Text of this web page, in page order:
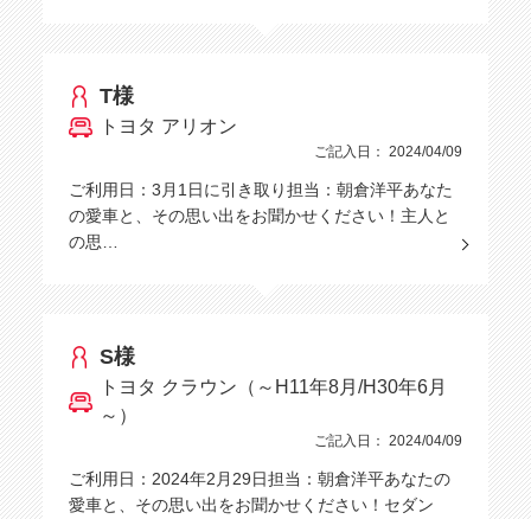
T様
トヨタ アリオン
ご記入日： 2024/04/09
ご利用日：3月1日に引き取り担当：朝倉洋平あなた
の愛車と、その思い出をお聞かせください！主人と
の思…
S様
トヨタ クラウン（～H11年8月/H30年6月
～）
ご記入日： 2024/04/09
ご利用日：2024年2月29日担当：朝倉洋平あなたの
愛車と、その思い出をお聞かせください！セダン